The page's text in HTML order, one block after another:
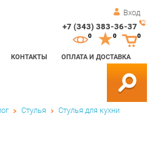
Вход
+7 (343) 383-36-37
КОНТАКТЫ ОПЛАТА И ДОСТАВКА
0 0
Стулья Стулья для кухни